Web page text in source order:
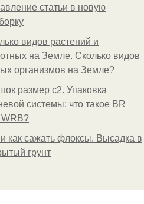
статьи в новую
видов растений и
на Земле. Сколько видов
организмов на Земле?
размер с2. Упаковка
системы: что такое BR
и как сажать флоксы. Высадка в
грунт